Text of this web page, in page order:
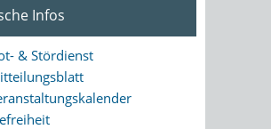
Infos
& Stördienst